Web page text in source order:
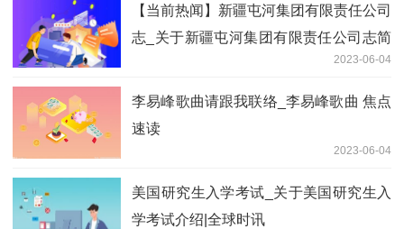
【当前热闻】新疆屯河集团有限责任公司
志_关于新疆屯河集团有限责任公司志简
2023-06-04
李易峰歌曲请跟我联络_李易峰歌曲 焦点
速读
2023-06-04
美国研究生入学考试_关于美国研究生入
学考试介绍|全球时讯